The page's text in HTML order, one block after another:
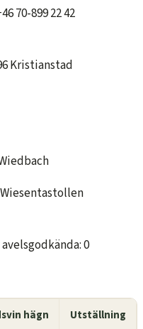
70-899 22 42
Kristianstad
Wiesentastollen
avelsgodkända: 0
hägn Utställning